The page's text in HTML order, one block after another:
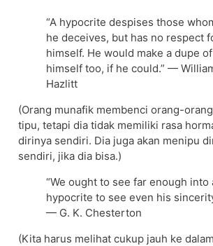
“A hypocrite despises those
he deceives, but has no respect
himself. He would make a dupe of
himself too, if he could.” —
Hazlitt
(Orang munafik membenci orang-
tipu, tetapi dia tidak memiliki rasa
dirinya sendiri. Dia juga akan menipu
sendiri, jika dia bisa.)
“We ought to see far enough into
hypocrite to see even his
— G. K. Chesterton
(Kita harus melihat cukup jauh ke